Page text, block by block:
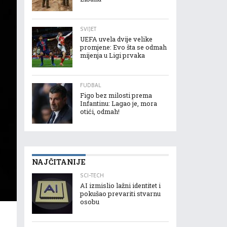
SVIJET
UEFA uvela dvije velike
promjene: Evo šta se odmah
mijenja u Ligi prvaka
FUDBAL
Figo bez milosti prema
Infantinu: Lagao je, mora
otići, odmah!
NAJČITANIJE
SCI-TECH
AI izmislio lažni identitet i
pokušao prevariti stvarnu
osobu